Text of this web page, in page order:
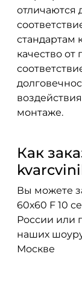
отличаются
стандартам
качество
монтаже.
Как
Вы можете
60х60 F 10
России или
наших
Москве